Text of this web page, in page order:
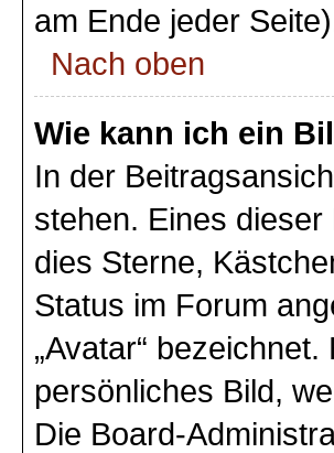
am Ende jeder
Nach oben
Wie kann ich ein
In der
stehen. Eines
dies Sterne,
Status im Forum
„Avatar“
persönliches Bild,
Die Board-